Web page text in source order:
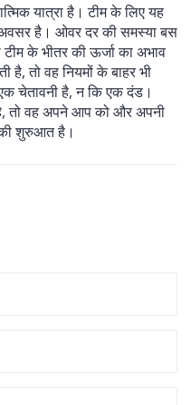
यात्रा है। टीम के लिए यह
है। ओवर दर की समस्या बस
के भीतर की ऊर्जा का अभाव
तो वह नियमों के बाहर भी
चेतावनी है, न कि एक दंड।
तो वह अपने आप को और अपनी
शुरुआत है।